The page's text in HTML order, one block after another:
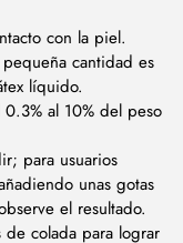
con la piel.
cantidad es
líquido.
al 10% del peso
para usuarios
unas gotas
el resultado.
de colada para lograr